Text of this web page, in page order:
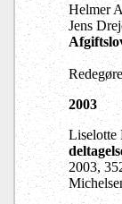
Helmer
Jens
2003
Liselotte
2003,